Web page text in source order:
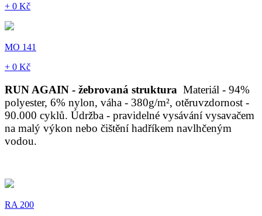
+ 0 Kč
MO 141
+ 0 Kč
RUN AGAIN - žebrovaná struktura Materiál - 94%
polyester, 6% nylon, váha - 380g/m², otěruvzdornost -
90.000 cyklů. Údržba - pravidelné vysávání vysavačem
na malý výkon nebo čištění hadříkem navlhčeným
vodou.
RA 200